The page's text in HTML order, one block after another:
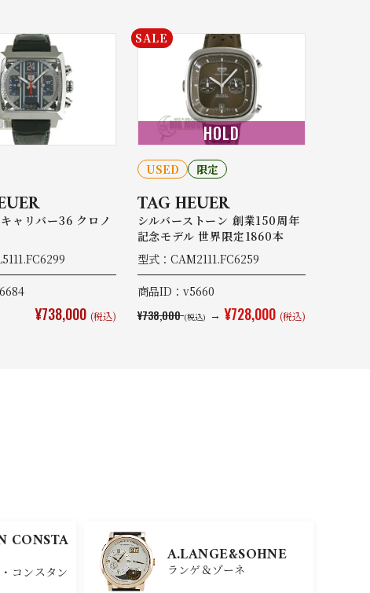
ャリバー36 クロノ
¥738,000 (税込)
SALE
HOLD
USED 限定
TAG HEUER
シルバーストーン 創業150周年
記念モデル 世界限定1860本
型式：CAM2111.FC6259
商品ID：v5660
¥738,000 (税込) → ¥728,000 (税込)
CONSTA
コンスタン
A.LANGE&SOHNE
ランゲ＆ゾーネ